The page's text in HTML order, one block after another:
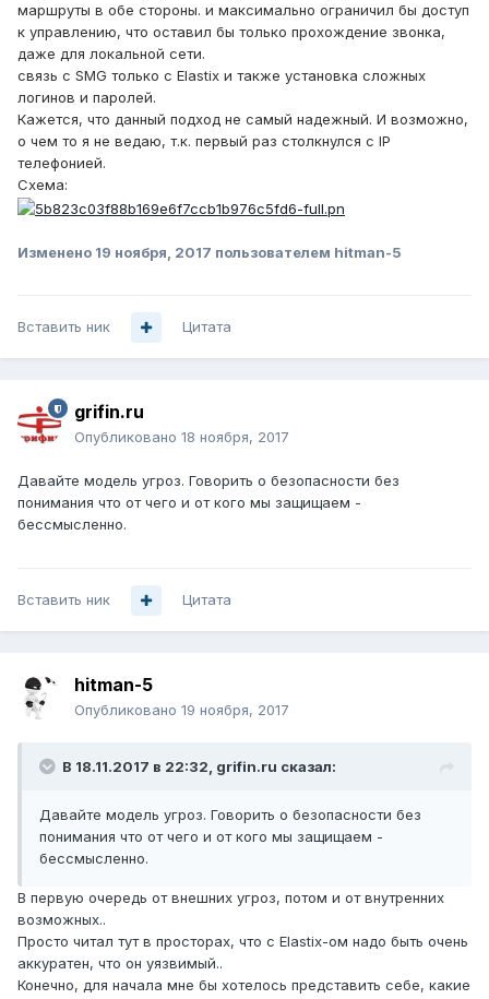
маршруты в обе стороны. и максимально ограничил бы доступ
к управлению, что оставил бы только прохождение звонка,
даже для локальной сети.
связь с SMG только с Elastix и также установка сложных
логинов и паролей.
Кажется, что данный подход не самый надежный. И возможно,
о чем то я не ведаю, т.к. первый раз столкнулся с IP
телефонией.
Схема:
Изменено 19 ноября, 2017 пользователем hitman-5
Вставить ник Цитата
grifin.ru
Опубликовано 18 ноября, 2017
Давайте модель угроз. Говорить о безопасности без
понимания что от чего и от кого мы защищаем -
бессмысленно.
Вставить ник Цитата
hitman-5
Опубликовано 19 ноября, 2017
В 18.11.2017 в 22:32, grifin.ru сказал:
Давайте модель угроз. Говорить о безопасности без
понимания что от чего и от кого мы защищаем -
бессмысленно.
В первую очередь от внешних угроз, потом и от внутренних
возможных..
Просто читал тут в просторах, что с Elastix-ом надо быть очень
аккуратен, что он уязвимый..
Конечно, для начала мне бы хотелось представить себе, какие